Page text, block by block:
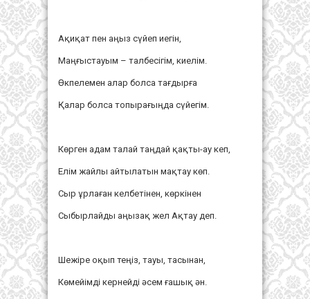
Ақиқат пен аңыз сүйеп иегін,
Маңғыстауым – талбесігім, киелім.
Өкпелемен алар болса тағдырға
Қалар болса топырағыңда сүйегім.
Көрген адам талай таңдай қақты-ау кеп,
Елім жайлы айтылатын мақтау көп.
Сыр ұрлаған келбетінен, көркінен
Сыбырлайды аңызақ жел Ақтау деп.
Шежіре оқып теңіз, тауы, тасынан,
Көмейімді кернейді әсем ғашық ән.